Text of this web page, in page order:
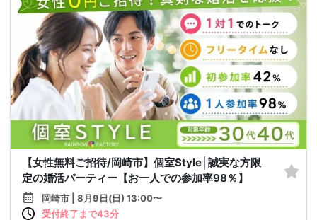
【女性無料ご招待/岡崎市】個室Style│誠実な方限
定の婚活パーティー【お一人での参加率98％】
岡崎市 | 8月9日(日) 13:00〜
受付終了まで43分